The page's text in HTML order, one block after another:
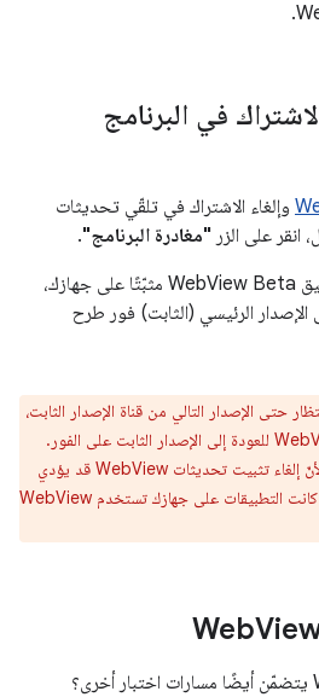
في البرنامج
وإلغاء الاشتراك في تلقّي تحديثات
انقر على الزر "مغادرة البرنامج".
بعد إلغاء الاشتراك، سيظل تطبيق WebView Beta مثبّتًا على جهازك،
الإصدار الرئيسي (الثابت) فور طرح
حتى الإصدار التالي من قناة الإصدار الثابت،
يمكنك إلغاء تثبيت تحديثات WebView للعودة إلى الإصدار الثابت على الفور.
ومع ذلك، لا ننصحك بإجراء ذلك، لأنّ إلغاء تثبيت تحديثات WebView قد يؤدي
إلى حذف بيانات المستخدمين إذا كانت التطبيقات على جهازك تستخدم WebView
هل تعلم أنّ WebView يتضمّن أيضًا مسارات اختبار أخرى؟